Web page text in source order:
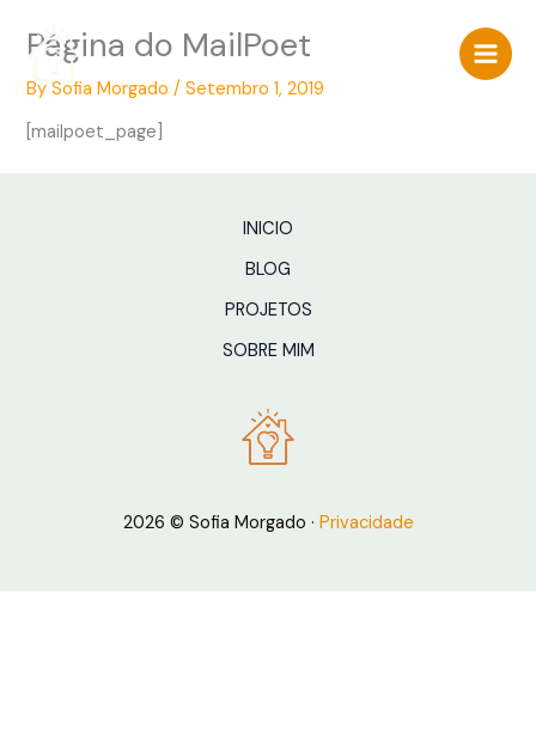
content
Página do MailPoet
BySofia Morgado/Setembro 1, 2019
[mailpoet_page]
INICIO
BLOG
PROJETOS
SOBRE MIM
2026 © Sofia Morgado · Privacidade